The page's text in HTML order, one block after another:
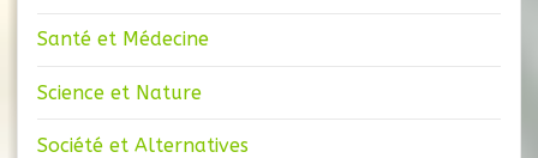
Santé et Médecine
Science et Nature
Société et Alternatives